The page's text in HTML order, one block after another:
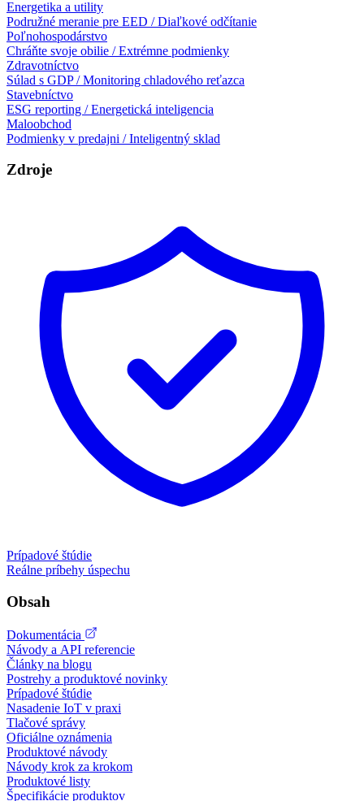
Energetika a utility
Podružné meranie pre EED / Diaľkové odčítanie
Poľnohospodárstvo
Chráňte svoje obilie / Extrémne podmienky
Zdravotníctvo
Súlad s GDP / Monitoring chladového reťazca
Stavebníctvo
ESG reporting / Energetická inteligencia
Maloobchod
Podmienky v predajni / Inteligentný sklad
Zdroje
Prípadové štúdie
Reálne príbehy úspechu
Obsah
Dokumentácia
Návody a API referencie
Články na blogu
Postrehy a produktové novinky
Prípadové štúdie
Nasadenie IoT v praxi
Tlačové správy
Oficiálne oznámenia
Produktové návody
Návody krok za krokom
Produktové listy
Špecifikácie produktov